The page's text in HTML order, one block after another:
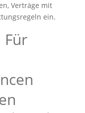
Verträge mit
ein.
Für